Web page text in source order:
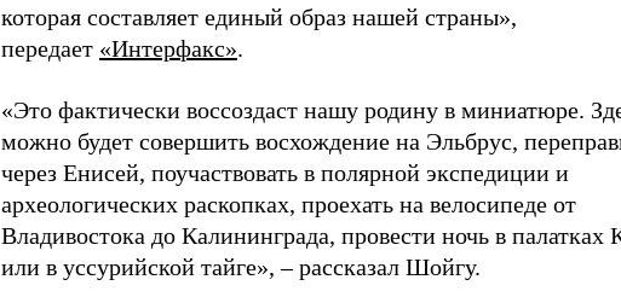
которая составляет единый образ нашей страны»,
передает «Интерфакс».
«Это фактически воссоздаст нашу родину в миниатюре.
можно будет совершить восхождение на Эльбрус,
через Енисей, поучаствовать в полярной экспедиции и
археологических раскопках, проехать на велосипеде от
Владивостока до Калининграда, провести ночь в палатках
или в уссурийской тайге», – рассказал Шойгу.